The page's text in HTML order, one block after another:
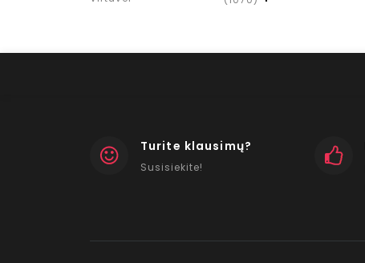
Turite klausimų?
Susisiekite!